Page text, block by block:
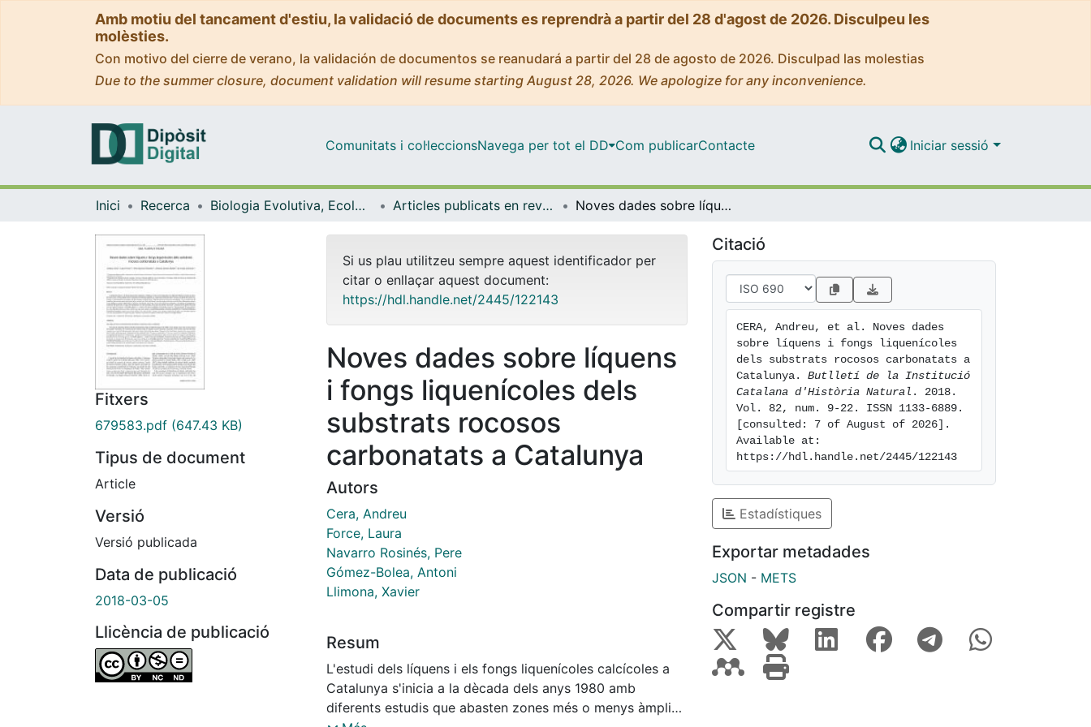
Amb motiu del tancament d'estiu, la validació de documents es reprendrà a partir del 28 d'agost de 2026. Disculpeu les
molèsties.
Con motivo del cierre de verano, la validación de documentos se reanudará a partir del 28 de agosto de 2026. Disculpad las molestias
Due to the summer closure, document validation will resume starting August 28, 2026. We apologize for any inconvenience.
Comunitats i col·leccionsNavega per tot el DD Com publicarContacte Iniciar sessió
Inici Recerca Biologia Evolutiva, Ecologia i Ciències Ambientals Articles publicats en revistes (Biologia Evolutiva, Ecologia i Ciències Ambientals) Noves dades sobre líquens i fongs liquenícoles dels substrats rocosos carbonatats a Catalunya
Fitxers
679583.pdf (647.43 KB)
Tipus de document
Article
Versió
Versió publicada
Data de publicació
2018-03-05
Llicència de publicació
Si us plau utilitzeu sempre aquest identificador per
citar o enllaçar aquest document:
https://hdl.handle.net/2445/122143
Noves dades sobre líquens
i fongs liquenícoles dels
substrats rocosos
carbonatats a Catalunya
Autors
Cera, Andreu
Force, Laura
Navarro Rosinés, Pere
Gómez-Bolea, Antoni
Llimona, Xavier
Resum
L'estudi dels líquens i els fongs liquenícoles calcícoles a
Catalunya s'inicia a la dècada dels anys 1980 amb
diferents estudis que abasten zones més o menys àmplies
Citació
CERA, Andreu, et al. Noves dades
sobre líquens i fongs liquenícoles
dels substrats rocosos carbonatats a
Catalunya. Butlletí de la Institució
Catalana d'Història Natural . 2018.
Vol. 82, num. 9-22. ISSN 1133-6889.
[consulted: 7 of August of 2026].
Available at:
https://hdl.handle.net/2445/122143
Estadístiques
Exportar metadades
JSON - METS
Compartir registre